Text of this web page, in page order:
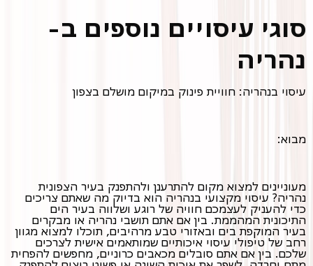
סוגי עיסויים נוספים ב-
נהריה
עיסוי בנהריה: חוויית פינוק במיקום מושלם בצפון
מבוא:
מעוניינים למצוא מקום להתרענן ולהתפנק בעיר הצפונית
נהריה? עיסוי מקצועי בנהריה הוא בדיוק מה שאתם צריכים
כדי להעניק לעצמכם חוויה של רוגע ושלווה בעיר הים
התיכונית המהממת. בין אם אתם תושבי נהריה או מבקרים
בעיר המוקפת בים ובאזורי טבע מרהיבים, תוכלו למצוא מגוון
רחב של טיפולי עיסוי איכותיים שמותאמים אישית לצרכים
שלכם. בין אם אתם סובלים מכאבים כרוניים, מחפשים להפחית